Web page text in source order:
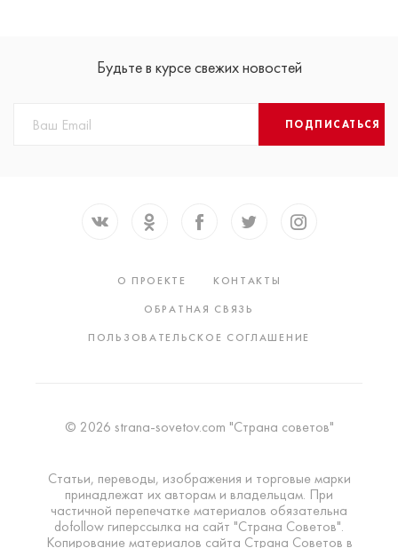
Будьте в курсе свежих новостей
ПОДПИСАТЬСЯ
О ПРОЕКТЕ
КОНТАКТЫ
ОБРАТНАЯ СВЯЗЬ
ПОЛЬЗОВАТЕЛЬСКОЕ СОГЛАШЕНИЕ
© 2026 strana-sovetov.com "Страна советов"
Статьи, переводы, изображения и торговые марки
принадлежат их авторам и владельцам. При
частичной перепечатке материалов обязательна
dofollow гиперссылка на сайт "Страна Советов".
Копирование материалов сайта Страна Советов в